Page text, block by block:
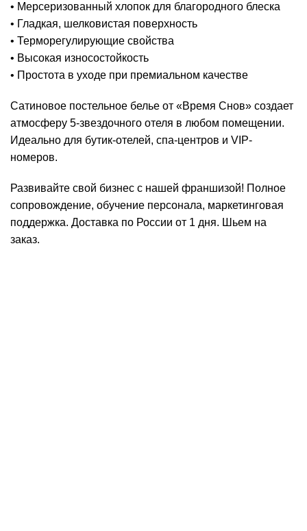
• Мерсеризованный хлопок для благородного блеска
• Гладкая, шелковистая поверхность
• Терморегулирующие свойства
• Высокая износостойкость
• Простота в уходе при премиальном качестве
Сатиновое постельное белье от «Время Снов» создает
атмосферу 5-звездочного отеля в любом помещении.
Идеально для бутик-отелей, спа-центров и VIP-
номеров.
Развивайте свой бизнес с нашей франшизой! Полное
сопровождение, обучение персонала, маркетинговая
поддержка. Доставка по России от 1 дня. Шьем на
заказ.